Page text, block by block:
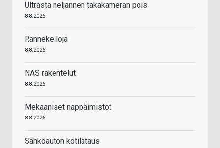
Ultrasta neljännen takakameran pois
8.8.2026
Rannekelloja
8.8.2026
NAS rakentelut
8.8.2026
Mekaaniset näppäimistöt
8.8.2026
Sähköauton kotilataus